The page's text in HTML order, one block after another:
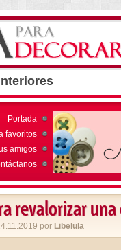
Portada
favoritos
amigos
revalorizar
por Libelula